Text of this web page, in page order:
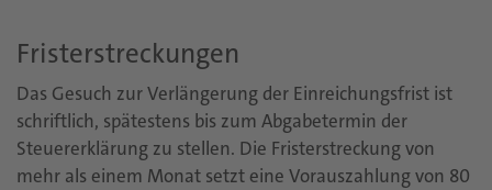
Fristerstreckungen
Das Gesuch zur Verlängerung der Einreichungsfrist ist
schriftlich, spätestens bis zum Abgabetermin der
Steuererklärung zu stellen. Die Fristerstreckung von
mehr als einem Monat setzt eine Vorauszahlung von 80